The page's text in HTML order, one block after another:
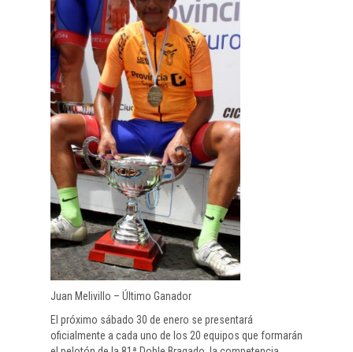
Juan Melivillo – Último Ganador
El próximo sábado 30 de enero se presentará
oficialmente a cada uno de los 20 equipos que formarán